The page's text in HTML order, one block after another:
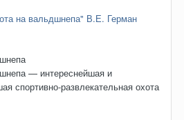
на вальдшнепа" В.Е. Герман
— интереснейшая и
спортивно-развлекательная охота